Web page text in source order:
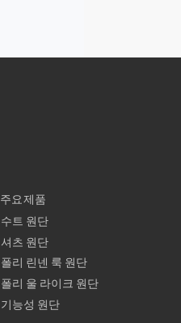
주요제품
수트 원단
셔츠 원단
폴리 린넨 룩 원단
폴리 울 라이크 원단
기능성 원단